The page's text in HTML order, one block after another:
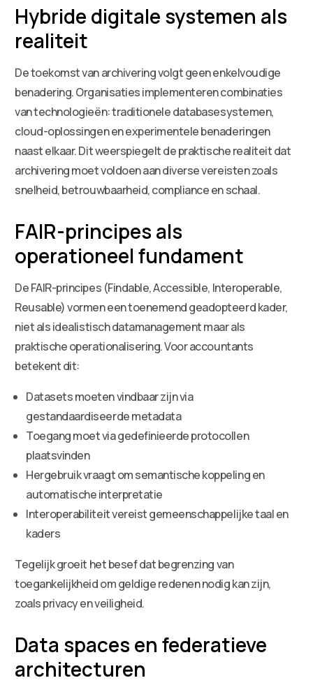
Hybride digitale systemen als
realiteit
De toekomst van archivering volgt geen enkelvoudige
benadering. Organisaties implementeren combinaties
van technologieën: traditionele databasesystemen,
cloud-oplossingen en experimentele benaderingen
naast elkaar. Dit weerspiegelt de praktische realiteit dat
archivering moet voldoen aan diverse vereisten zoals
snelheid, betrouwbaarheid, compliance en schaal.
FAIR-principes als
operationeel fundament
De FAIR-principes (Findable, Accessible, Interoperable,
Reusable) vormen een toenemend geadopteerd kader,
niet als idealistisch datamanagement maar als
praktische operationalisering. Voor accountants
betekent dit:
Datasets moeten vindbaar zijn via
gestandaardiseerde metadata
Toegang moet via gedefinieerde protocollen
plaatsvinden
Hergebruik vraagt om semantische koppeling en
automatische interpretatie
Interoperabiliteit vereist gemeenschappelijke taal en
kaders
Tegelijk groeit het besef dat begrenzing van
toegankelijkheid om geldige redenen nodig kan zijn,
zoals privacy en veiligheid.
Data spaces en federatieve
architecturen